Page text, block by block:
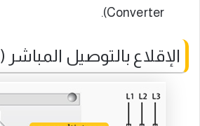
Converter).
الإقلاع بالتوصيل المباشر (D.O.L)